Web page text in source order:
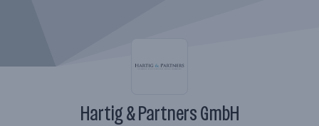
Hartig & Partners GmbH